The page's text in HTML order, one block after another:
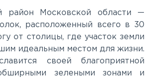
район Московской области —
расположенный всего в 30
от столицы, где участок земли
идеальным местом для жизни.
своей благоприятной
зелеными зонами и